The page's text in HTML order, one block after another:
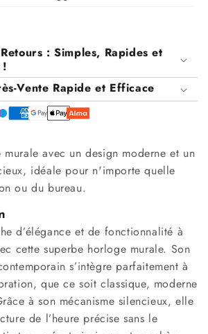
: Simples, Rapides et
!
Vente Rapide et Efficace
avec un design moderne et un
idéale pour n'importe quelle
ou du bureau.
d’élégance et de fonctionnalité à
cette superbe horloge murale. Son
s’intègre parfaitement à
que ce soit classique, moderne
à son mécanisme silencieux, elle
de l’heure précise sans le